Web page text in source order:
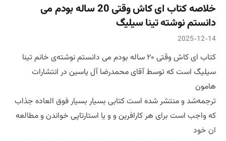
خلاصه کتاب ای کاش وقتی 20 ساله بودم می
دانستم نوشته تینا سیلیگ
2025-12-14
کتاب ای کاش وقتی ۲۰ ساله بودم می دانستم نوشته‌ی خانم تینا
سیلیگ است که توسط آقای محمدرضا آل یاسین در انتشارات
هامون
ترجمه‌شد و منتشر شده است کتابی بسیار بسیار فوق العاده جذاب
که واجب است برای هر کارافرین و و یا استارتاپی خواندن و مطالعه
ان خود